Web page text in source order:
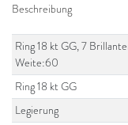
Beschreibung
Ring 18 kt GG, 7
Weite:60
Ring 18 kt GG
Legierung